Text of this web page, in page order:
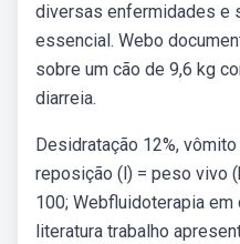
diversas enfermidades e
essencial. Webo
sobre um cão de 9,6 kg
diarreia.
Desidratação 12%,
reposição (l) = peso vivo
100; Webfluidoterapia
literatura trabalho